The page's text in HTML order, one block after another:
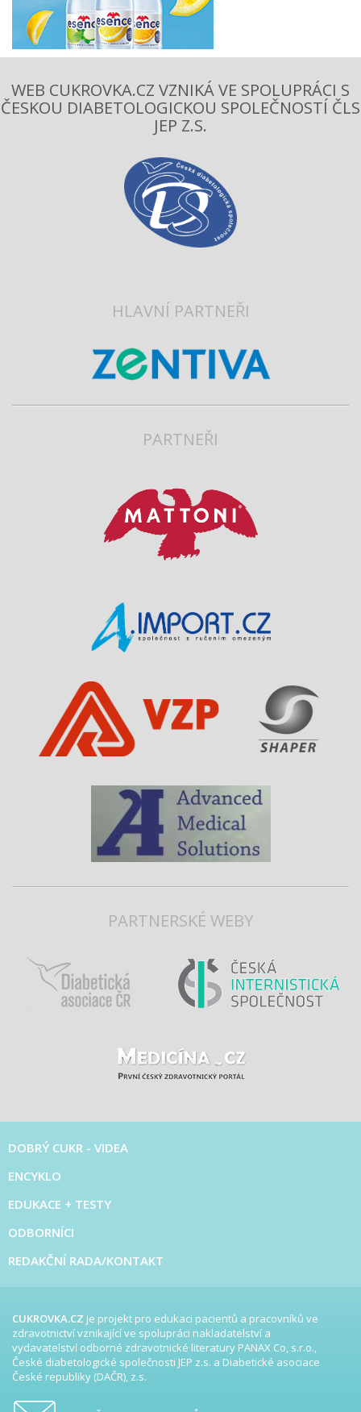
WEB CUKROVKA.CZ VZNIKÁ VE SPOLUPRÁCI S
ČESKOU DIABETOLOGICKOU SPOLEČNOSTÍ ČLS
JEP Z.S.
HLAVNÍ PARTNEŘI
PARTNEŘI
PARTNERSKÉ WEBY
DOBRÝ CUKR - VIDEA
ENCYKLO
EDUKACE + TESTY
ODBORNÍCI
REDAKČNÍ RADA/KONTAKT
CUKROVKA.CZ je projekt pro edukaci pacientů a pracovníků ve
zdravotnictví vznikající ve spolupráci nakladatelství a
vydavatelství odborné zdravotnické literatury PANAX Co, s.r.o.,
České diabetologické společnosti JEP z.s. a Diabetické asociace
České republiky (DAČR), z.s.